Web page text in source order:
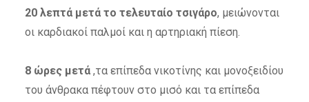
20 λεπτά μετά το τελευταίο τσιγάρο, μειώνονται
οι καρδιακοί παλμοί και η αρτηριακή πίεση.
8 ώρες μετά,τα επίπεδα νικοτίνης και μονοξειδίου
του άνθρακα πέφτουν στο μισό και τα επίπεδα